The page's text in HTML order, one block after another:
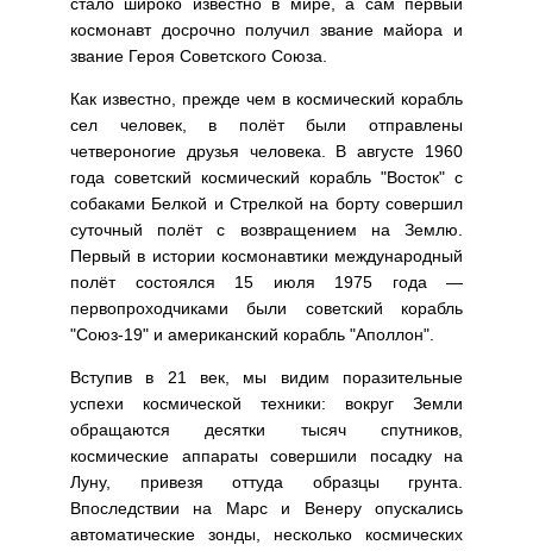
космонавт досрочно получил звание майора и
звание Героя Советского Союза.
Как известно, прежде чем в космический корабль
сел человек, в полёт были отправлены
четвероногие друзья человека. В августе 1960
года советский космический корабль "Восток" с
собаками Белкой и Стрелкой на борту совершил
суточный полёт с возвращением на Землю.
Первый в истории космонавтики международный
полёт состоялся 15 июля 1975 года —
первопроходчиками были советский корабль
"Союз-19" и американский корабль "Аполлон".
Вступив в 21 век, мы видим поразительные
успехи космической техники: вокруг Земли
обращаются десятки тысяч спутников,
космические аппараты совершили посадку на
Луну, привезя оттуда образцы грунта.
Впоследствии на Марс и Венеру опускались
автоматические зонды, несколько космических